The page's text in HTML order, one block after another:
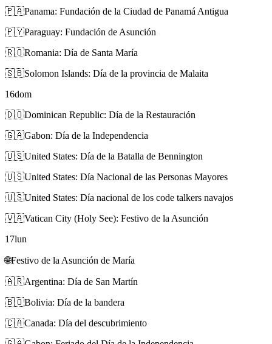
🇵🇦Panama: Fundación de la Ciudad de Panamá Antigua
🇵🇾Paraguay: Fundación de Asunción
🇷🇴Romania: Día de Santa María
🇸🇧Solomon Islands: Día de la provincia de Malaita
16dom
🇩🇴Dominican Republic: Día de la Restauración
🇬🇦Gabon: Día de la Independencia
🇺🇸United States: Día de la Batalla de Bennington
🇺🇸United States: Día Nacional de las Personas Mayores
🇺🇸United States: Día nacional de los code talkers navajos
🇻🇦Vatican City (Holy See): Festivo de la Asunción
17lun
🌐Festivo de la Asunción de María
🇦🇷Argentina: Día de San Martín
🇧🇴Bolivia: Día de la bandera
🇨🇦Canada: Día del descubrimiento